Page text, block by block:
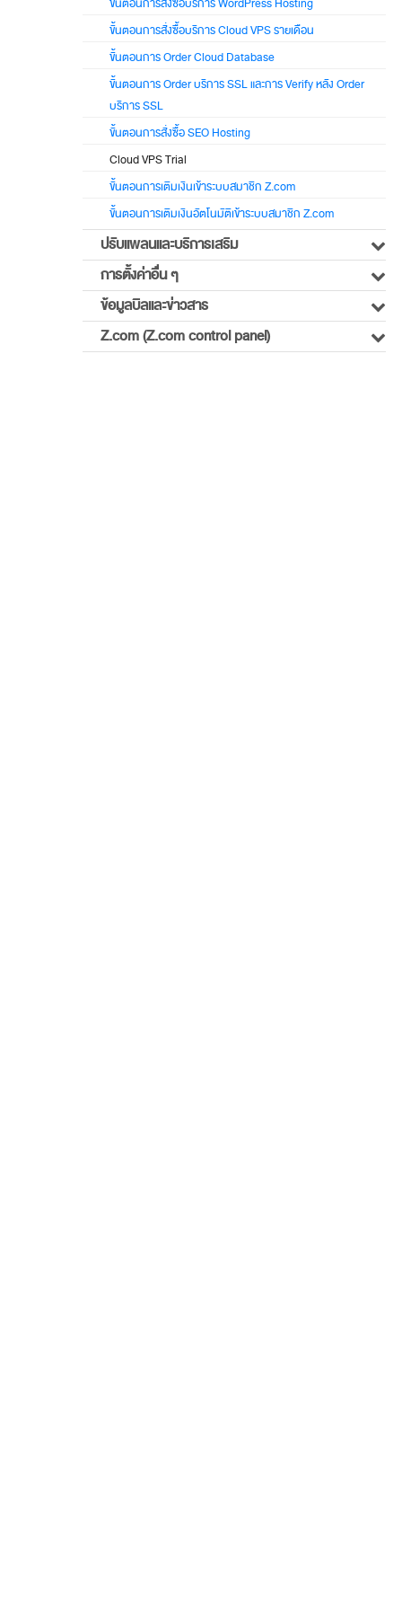
ขั้นตอนการสั่งซื้อบริการ WordPress Hosting
ขั้นตอนการสั่งซื้อบริการ Cloud VPS รายเดือน
ขั้นตอนการ Order Cloud Database
ขั้นตอนการ Order บริการ SSL และการ Verify หลัง Order
บริการ SSL
ขั้นตอนการสั่งซื้อ SEO Hosting
Cloud VPS Trial
ขั้นตอนการเติมเงินเข้าระบบสมาชิก Z.com
ขั้นตอนการเติมเงินอัตโนมัติเข้าระบบสมาชิก Z.com
ปรับแพลนและบริการเสริม
การตั้งค่าอื่น ๆ
ข้อมูลบิลและข่าวสาร
Z.com (Z.com control panel)